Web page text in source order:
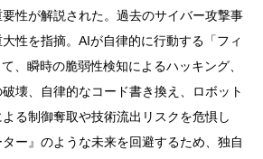
性が解説された。過去のサイバー攻撃事
性を指摘。AIが自律的に行動する「フィ
、瞬時の脆弱性検知によるハッキング、
壊、自律的なコード書き換え、ロボット
る制御奪取や技術流出リスクを危惧し
ー』のような未来を回避するため、独自